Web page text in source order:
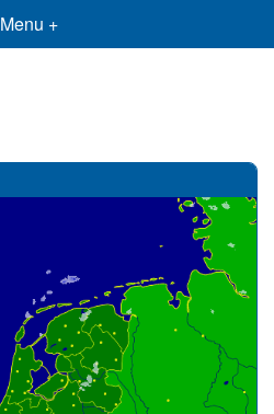
Menu +